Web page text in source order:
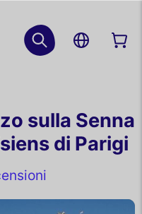
sulla Senna
di Parigi